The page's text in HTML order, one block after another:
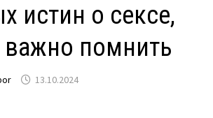
истин о сексе,
важно помнить
13.10.2024